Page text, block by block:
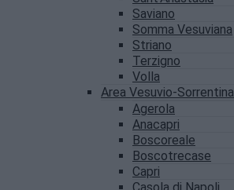
Saviano
Somma Vesuviana
Striano
Terzigno
Volla
Area Vesuvio-Sorrentina
Agerola
Anacapri
Boscoreale
Boscotrecase
Capri